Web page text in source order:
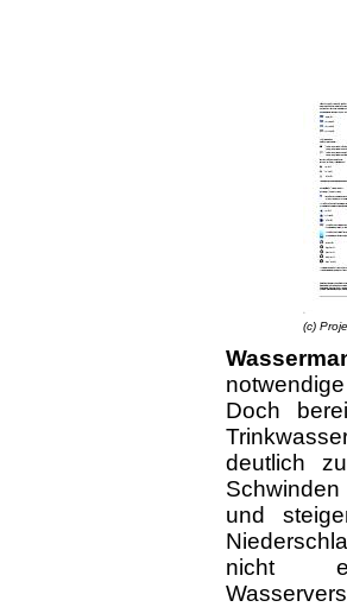
(c)
Doch
deutlich
und
nicht